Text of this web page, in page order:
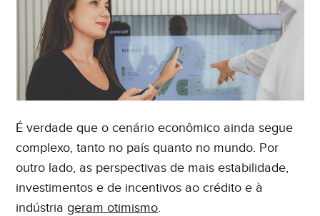
meus dados, eu concordo com a
Política de Privacidade
Termos de Uso.
É verdade que o cenário econômico ainda segue
complexo, tanto no país quanto no mundo. Por
outro lado, as perspectivas de mais estabilidade,
investimentos e de incentivos ao crédito e à
indústriageram otimismo.